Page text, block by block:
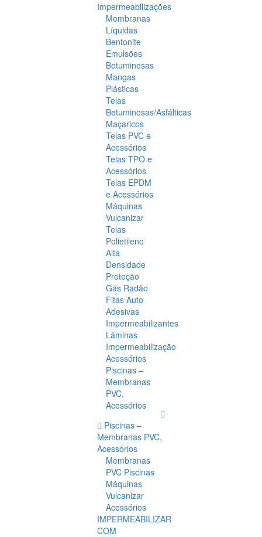
Impermeabilizações
Membranas
Líquidas
Bentonite
Emulsões
Betuminosas
Mangas
Plásticas
Telas
Betuminosas/Asfálticas
Maçaricos
Telas PVC e
Acessórios
Telas TPO e
Acessórios
Telas EPDM
e Acessórios
Máquinas
Vulcanizar
Telas
Polietileno
Alta
Densidade
Proteção
Gás Radão
Fitas Auto
Adesivas
Impermeabilizantes
Lâminas
Impermeabilização
Acessórios
Piscinas –
Membranas
PVC,
Acessórios
Piscinas –
Membranas PVC,
Acessórios
Membranas
PVC Piscinas
Máquinas
Vulcanizar
Acessórios
IMPERMEABILIZAR
COM